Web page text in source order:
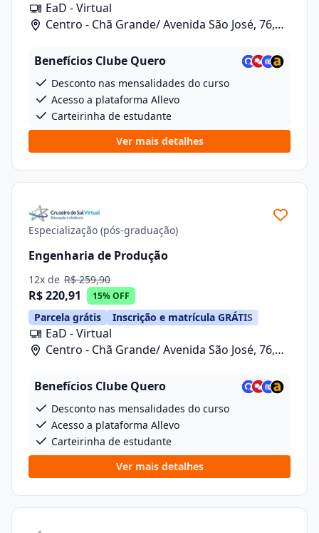
EaD - Virtual
Centro - Chã Grande/ Avenida São José, 76,
Benefícios Clube Quero
Desconto nas mensalidades do curso
Acesso a plataforma Allevo
Carteirinha de estudante
Ver mais detalhes
Especialização (pós-graduação)
Engenharia de Produção
12x de R$ 259,90
R$ 220,91 15% OFF
Parcela grátis Inscrição e matrícula GRÁTIS
EaD - Virtual
Centro - Chã Grande/ Avenida São José, 76,
Benefícios Clube Quero
Desconto nas mensalidades do curso
Acesso a plataforma Allevo
Carteirinha de estudante
Ver mais detalhes